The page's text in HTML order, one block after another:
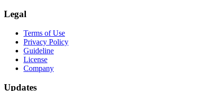
Legal
Terms of Use
Privacy Policy
Guideline
License
Company
Updates